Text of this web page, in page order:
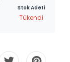
Stok Adeti
Tükendi